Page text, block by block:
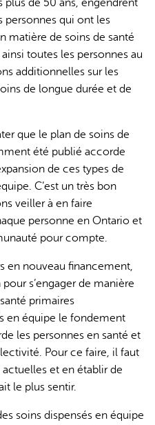
plus de 50 ans, engendrent
personnes qui ont les
matière de soins de santé
toutes les personnes au
additionnelles sur les
de longue durée et de
que le plan de soins de
été publié accorde
de ces types de
C’est un très bon
veiller à en faire
personne en Ontario et
pour compte.
en nouveau financement,
s’engager de manière
primaires
en équipe le fondement
les personnes en santé et
Pour ce faire, il faut
et en établir de
le plus sentir.
soins dispensés en équipe